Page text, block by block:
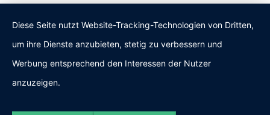
Diese Seite nutzt Website-Tracking-Technologien von Dritten,
um ihre Dienste anzubieten, stetig zu verbessern und
Werbung entsprechend den Interessen der Nutzer
anzuzeigen.